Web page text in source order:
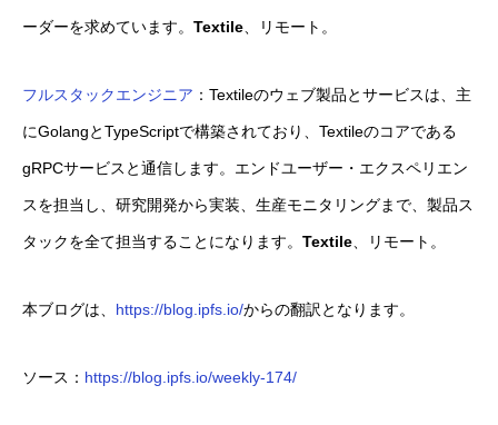
ーダーを求めています。 Textile 、リモート。
フルスタックエンジニア ：Textileのウェブ製品とサービスは、主
にGolangとTypeScriptで構築されており、Textileのコアである
gRPCサービスと通信します。エンドユーザー・エクスペリエン
スを担当し、研究開発から実装、生産モニタリングまで、製品ス
タックを全て担当することになります。 Textile 、リモート。
本ブログは、 https://blog.ipfs.io/からの翻訳となります。
ソース： https://blog.ipfs.io/weekly-174/